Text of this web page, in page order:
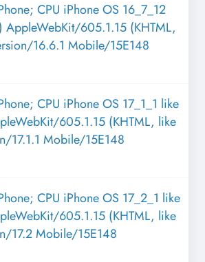
CPU iPhone OS 16_7_12
AppleWebKit/605.1.15 (KHTML,
16.6.1 Mobile/15E148
CPU iPhone OS 17_1_1 like
605.1.15 (KHTML, like
17.1.1 Mobile/15E148
CPU iPhone OS 17_2_1 like
605.1.15 (KHTML, like
17.2 Mobile/15E148